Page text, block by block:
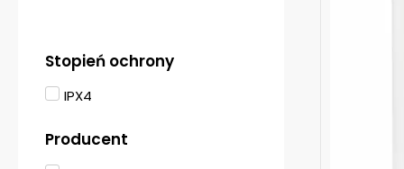
Stopień ochrony
IPX4
Producent